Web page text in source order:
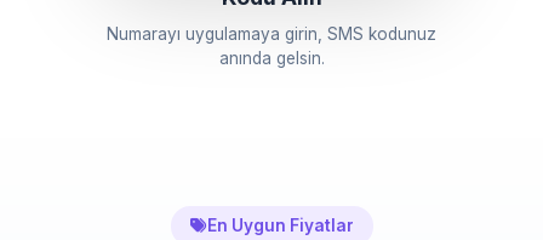
Numarayı uygulamaya girin, SMS kodunuz
anında gelsin.
En Uygun Fiyatlar